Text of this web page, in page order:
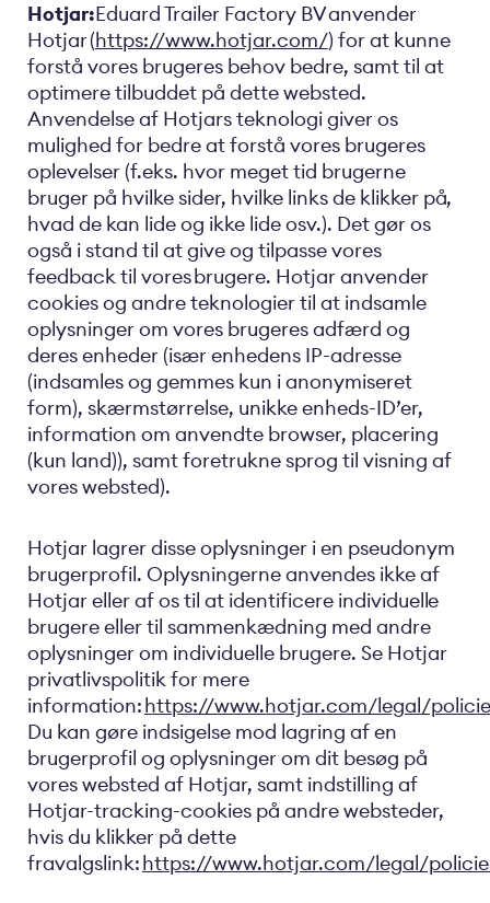
Hotjar:Eduard Trailer Factory BV anvender
Hotjar (https://www.hotjar.com/) for at kunne
forstå vores brugeres behov bedre, samt til at
optimere tilbuddet på dette websted.
Anvendelse af Hotjars teknologi giver os
mulighed for bedre at forstå vores brugeres
oplevelser (f.eks. hvor meget tid brugerne
bruger på hvilke sider, hvilke links de klikker på,
hvad de kan lide og ikke lide osv.). Det gør os
også i stand til at give og tilpasse vores
feedback til vores brugere. Hotjar anvender
cookies og andre teknologier til at indsamle
oplysninger om vores brugeres adfærd og
deres enheder (især enhedens IP-adresse
(indsamles og gemmes kun i anonymiseret
form), skærmstørrelse, unikke enheds-ID’er,
information om anvendte browser, placering
(kun land)), samt foretrukne sprog til visning af
vores websted).
Hotjar lagrer disse oplysninger i en pseudonym
brugerprofil. Oplysningerne anvendes ikke af
Hotjar eller af os til at identificere individuelle
brugere eller til sammenkædning med andre
oplysninger om individuelle brugere. Se Hotjar
privatlivspolitik for mere
information:https://www.hotjar.com/legal/
Du kan gøre indsigelse mod lagring af en
brugerprofil og oplysninger om dit besøg på
vores websted af Hotjar, samt indstilling af ​​
Hotjar-tracking-cookies på andre websteder,
hvis du klikker på dette
fravalgslink:https://www.hotjar.com/legal/